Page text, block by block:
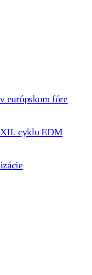
európskom fóre
cyklu EDM